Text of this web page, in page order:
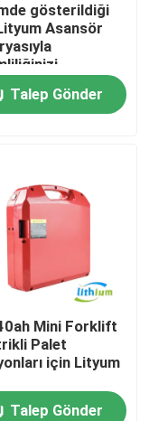
gösterildiği
Asansör
Edin
Talep Gönder
Mini Forklift
Palet
için Lityum
Talep Gönder